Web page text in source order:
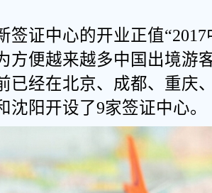
证中心的开业正值“2017
方便越来越多中国出境游
已经在北京、成都、重庆
沈阳开设了9家签证中心。